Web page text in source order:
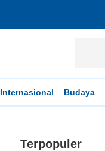
Internasional Budaya
Terpopuler